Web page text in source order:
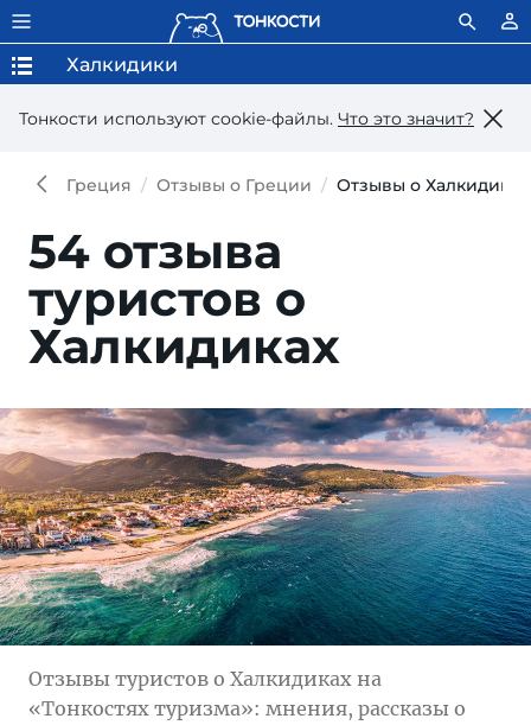
Тонкости используют сookie-файлы. Что это значит?
Халкидики
Греция Отзывы о Греции Отзывы о Халкидиках
54 отзыва
туристов о
Халкидиках
Отзывы туристов о Халкидиках на
«Тонкостях туризма»: мнения, рассказы о